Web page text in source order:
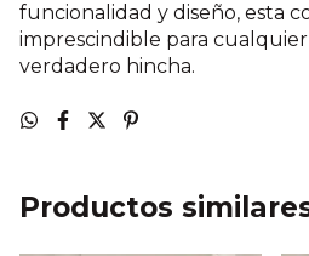
funcionalidad y diseño, esta
imprescindible para
verdadero hincha.
Productos